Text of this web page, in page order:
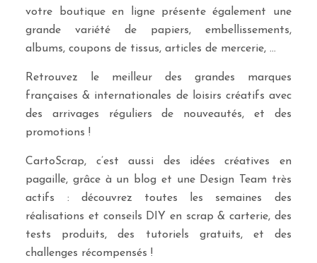
votre boutique en ligne présente également une
grande variété de papiers, embellissements,
albums, coupons de tissus, articles de mercerie, …
Retrouvez le meilleur des grandes marques
françaises & internationales de loisirs créatifs avec
des arrivages réguliers de nouveautés, et des
promotions !
CartoScrap, c’est aussi des idées créatives en
pagaille, grâce à un blog et une Design Team très
actifs : découvrez toutes les semaines des
réalisations et conseils DIY en scrap & carterie, des
tests produits, des tutoriels gratuits, et des
challenges récompensés !